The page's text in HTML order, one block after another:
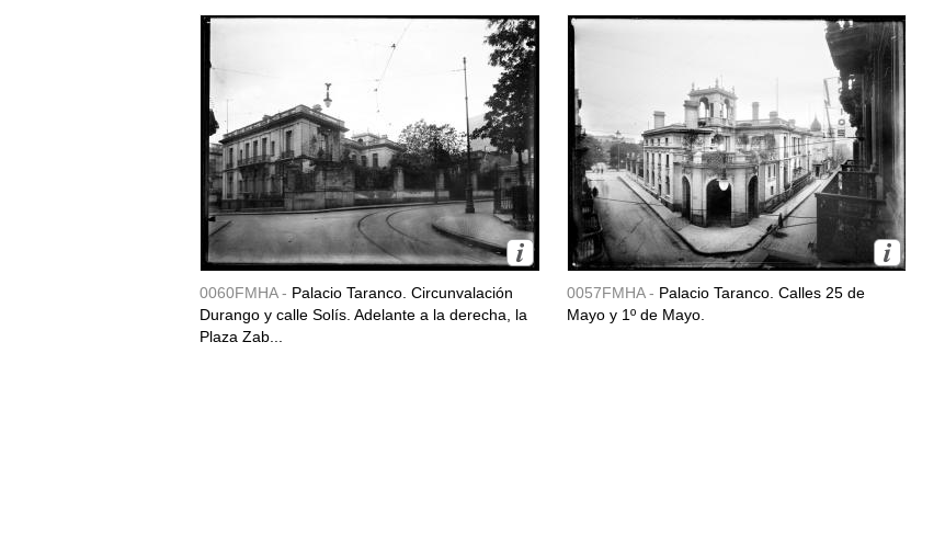
0060FMHA - Palacio Taranco. Circunvalación
Durango y calle Solís. Adelante a la derecha, la
Plaza Zab...
0057FMHA - Palacio Taranco. Calles 25 de
Mayo y 1º de Mayo.